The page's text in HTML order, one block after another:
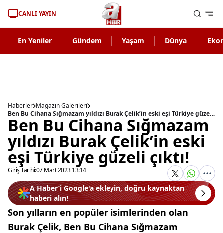
CANLI YAYIN
En Yeniler Gündem Yaşam Dünya
Haberler Magazin Galerileri
Ben Bu Cihana Sığmazam yıldızı Burak Çelik’in eski eşi Türkiye güzeli çıktı!
Ben Bu Cihana Sığmazam
yıldızı Burak Çelik’in eski
eşi Türkiye güzeli çıktı!
Giriş Tarihi:07 Mart 2023 13:14
A Haber’i Google'a ekleyin, doğru kaynaktan
haberi alın!
Son yılların en popüler isimlerinden olan
Burak Çelik, Ben Bu Cihana Sığmazam